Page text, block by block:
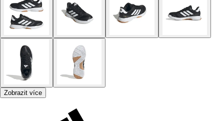
Zobrazit více